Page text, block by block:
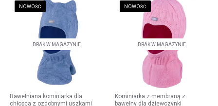
NOWOŚĆ
BRAK W MAGAZYNIE
Bawełniana kominiarka dla
chłopca z ozdobnymi uszkami
NOWOŚĆ
BRAK W MAGAZYNIE
Kominiarka z membraną z
bawełny dla dziewczynki